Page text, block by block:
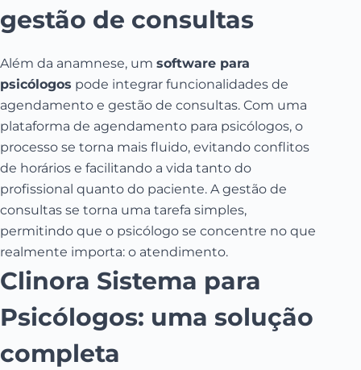
gestão de consultas
Além da anamnese, um software para
psicólogos pode integrar funcionalidades de
agendamento e gestão de consultas. Com uma
plataforma de agendamento para psicólogos, o
processo se torna mais fluido, evitando conflitos
de horários e facilitando a vida tanto do
profissional quanto do paciente. A gestão de
consultas se torna uma tarefa simples,
permitindo que o psicólogo se concentre no que
realmente importa: o atendimento.
Clinora Sistema para
Psicólogos: uma solução
completa